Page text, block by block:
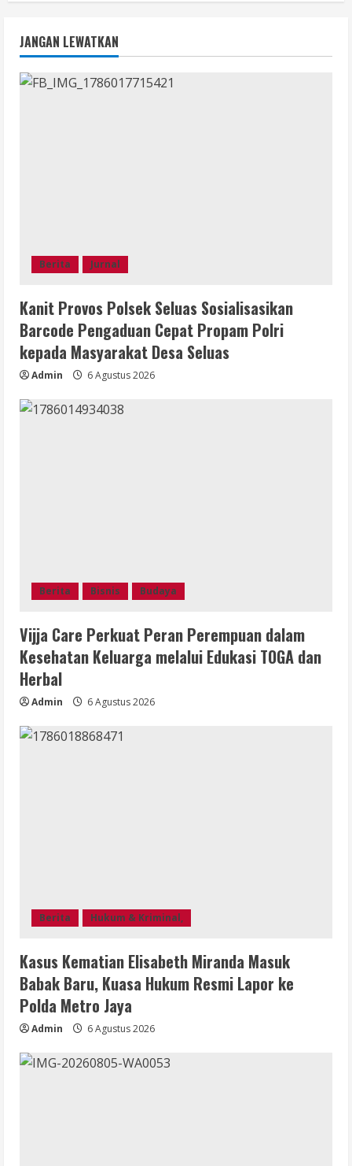
JANGAN LEWATKAN
Berita Jurnal
Kanit Provos Polsek Seluas Sosialisasikan
Barcode Pengaduan Cepat Propam Polri
kepada Masyarakat Desa Seluas
Admin 6 Agustus 2026
Berita Bisnis Budaya
Vijja Care Perkuat Peran Perempuan dalam
Kesehatan Keluarga melalui Edukasi TOGA dan
Herbal
Admin 6 Agustus 2026
Berita Hukum & Kriminal,
Kasus Kematian Elisabeth Miranda Masuk
Babak Baru, Kuasa Hukum Resmi Lapor ke
Polda Metro Jaya
Admin 6 Agustus 2026